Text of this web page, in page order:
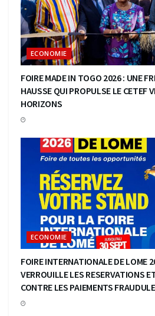
ECONOMIE
FOIRE MADE IN TOGO 2026 : UNE
HAUSSE QUI PROPULSE LE CETEF
HORIZONS
ECONOMIE
FOIRE INTERNATIONALE DE LOME
VERROUILLE LES RESERVATIONS
CONTRE LES PAIEMENTS